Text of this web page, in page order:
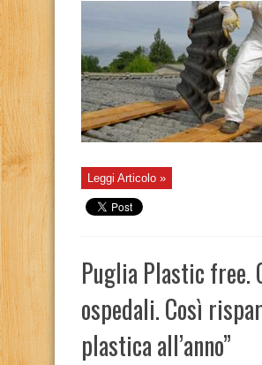
Leggi Articolo »
Puglia Plastic free.
ospedali. Così
plastica all’anno”